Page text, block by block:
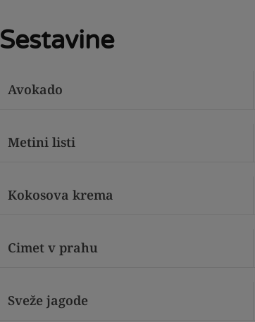
Sestavine
Avokado
Metini listi
Kokosova krema
Cimet v prahu
Sveže jagode